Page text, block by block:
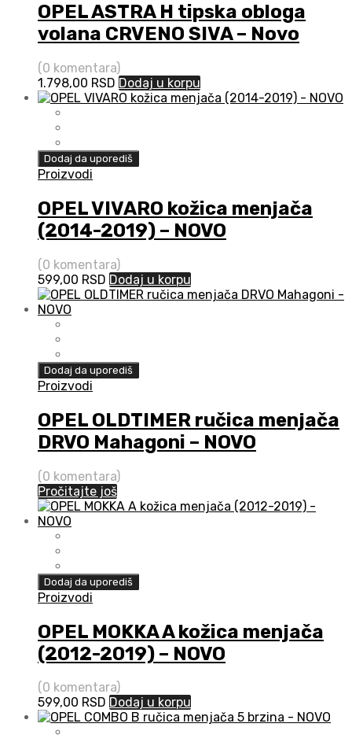
OPEL ASTRA H tipska obloga
volana CRVENO SIVA – Novo
(0 komentara)
1.798,00 RSD Dodaj u korpu
Dodaj da uporediš
Proizvodi
OPEL VIVARO kožica menjača
(2014-2019) – NOVO
(0 komentara)
599,00 RSD Dodaj u korpu
Dodaj da uporediš
Proizvodi
OPEL OLDTIMER ručica menjača
DRVO Mahagoni – NOVO
(0 komentara)
Pročitajte još
Dodaj da uporediš
Proizvodi
OPEL MOKKA A kožica menjača
(2012-2019) – NOVO
(0 komentara)
599,00 RSD Dodaj u korpu